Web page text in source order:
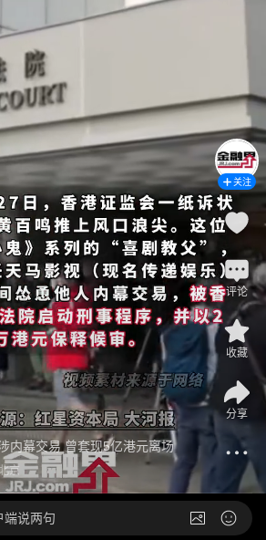
内幕交易 曾套现5亿港元离场
北京
关注
评论
收藏
分享
端说两句